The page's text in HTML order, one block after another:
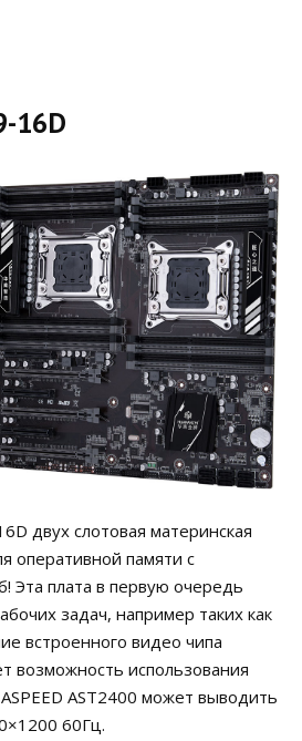
16D
двух слотовая материнская
оперативной памяти с
Эта плата в первую очередь
задач, например таких как
встроенного видео чипа
возможность использования
AST2400 может выводить
60Гц.